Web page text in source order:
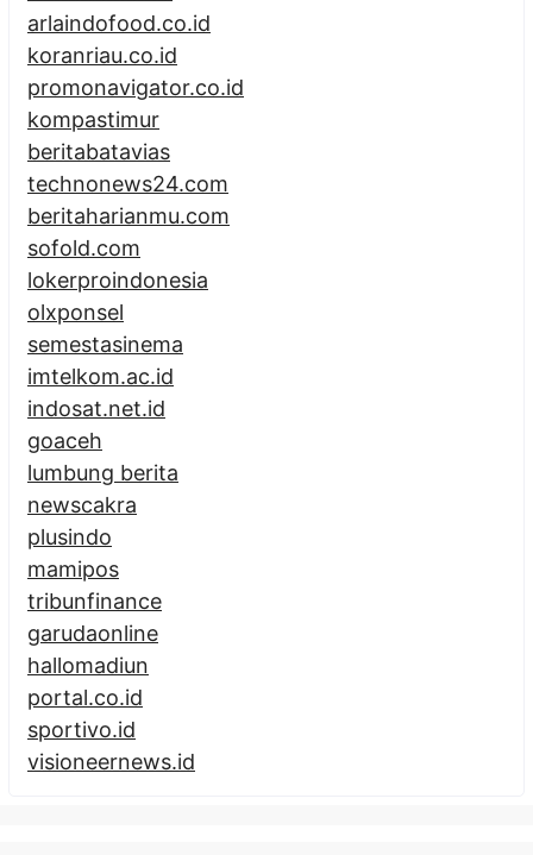
arlaindofood.co.id
koranriau.co.id
promonavigator.co.id
kompastimur
beritabatavias
technonews24.com
beritaharianmu.com
sofold.com
lokerproindonesia
olxponsel
semestasinema
imtelkom.ac.id
indosat.net.id
goaceh
lumbung berita
newscakra
plusindo
mamipos
tribunfinance
garudaonline
hallomadiun
portal.co.id
sportivo.id
visioneernews.id